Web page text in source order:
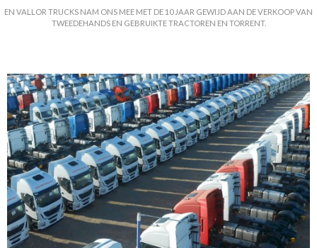
EN VALLOR TRUCKS NAM ONS MEE MET DE 10 JAAR GEWIJD AAN DE VERKOOP VAN
TWEEDEHANDS EN GEBRUIKTE TRACTOREN EN TORRENT.